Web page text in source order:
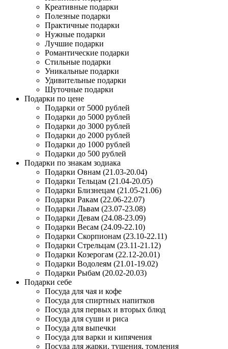
Креативные подарки
Полезные подарки
Практичные подарки
Нужные подарки
Лучшие подарки
Романтические подарки
Стильные подарки
Уникальные подарки
Удивительные подарки
Шуточные подарки
Подарки по цене
Подарки от 5000 рублей
Подарки до 5000 рублей
Подарки до 3000 рублей
Подарки до 2000 рублей
Подарки до 1000 рублей
Подарки до 500 рублей
Подарки по знакам зодиака
Подарки Овнам (21.03-20.04)
Подарки Тельцам (21.04-20.05)
Подарки Близнецам (21.05-21.06)
Подарки Ракам (22.06-22.07)
Подарки Львам (23.07-23.08)
Подарки Девам (24.08-23.09)
Подарки Весам (24.09-22.10)
Подарки Скорпионам (23.10-22.11)
Подарки Стрельцам (23.11-21.12)
Подарки Козерогам (22.12-20.01)
Подарки Водолеям (21.01-19.02)
Подарки Рыбам (20.02-20.03)
Подарки себе
Посуда для чая и кофе
Посуда для спиртных напитков
Посуда для первых и вторых блюд
Посуда для суши и риса
Посуда для выпечки
Посуда для варки и кипячения
Посуда для жарки, тушения, томления